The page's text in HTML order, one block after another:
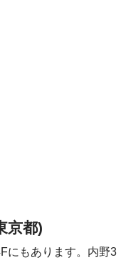
京都)
にもあります。内野3